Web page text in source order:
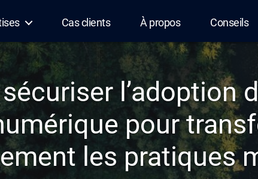
Cas clients À propos Conseils
l’adoption
pour
les pratiques